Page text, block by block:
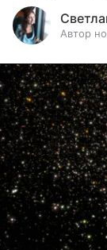
Автор